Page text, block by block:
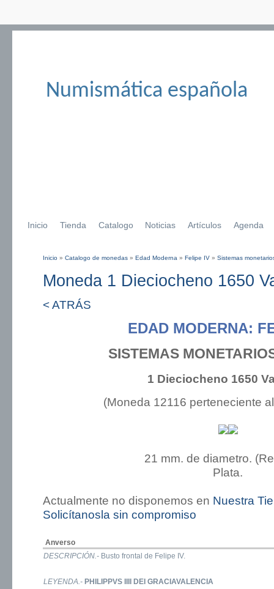
Numismática española
Inicio Tienda Catalogo Noticias Artículos Agenda
Inicio » Catalogo de monedas » Edad Moderna » Felipe IV » Sistemas
Moneda 1 Dieciocheno 1650
< ATRÁS
EDAD MODERNA:
SISTEMAS
1 Dieciocheno 1650
(Moneda 12116 perteneciente
21 mm. de diametro.
Plata.
Actualmente no disponemos en Nuestra
Solicítanosla sin compromiso
Anverso
DESCRIPCIÓN.- Busto frontal de Felipe IV.
LEYENDA.- PHILIPPVS IIII DEI GRACIAVALENCIA